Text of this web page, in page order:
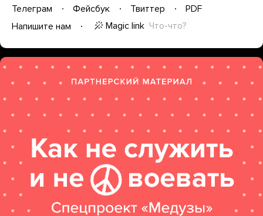
Телеграм Фейсбук Твиттер
PDF
Напишите нам
Magic link Что-что?